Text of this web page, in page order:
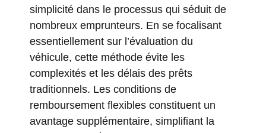
simplicité dans le processus qui séduit de
nombreux emprunteurs. En se focalisant
essentiellement sur l’évaluation du
véhicule, cette méthode évite les
complexités et les délais des prêts
traditionnels. Les conditions de
remboursement flexibles constituent un
avantage supplémentaire, simplifiant la